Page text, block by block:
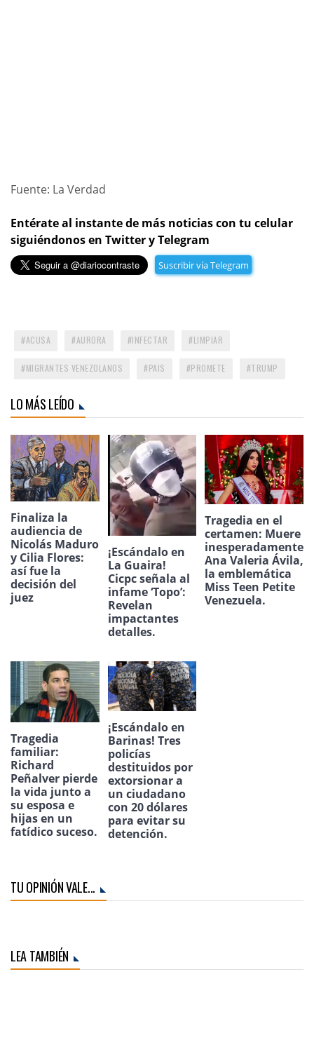
Fuente: La Verdad
Entérate al instante de más noticias con tu celular
siguiéndonos en Twitter y Telegram
Suscribir vía Telegram
ACUSA AURORA INFECTAR LIMPIAR
MIGRANTES VENEZOLANOS PAIS PROMETE TRUMP
LO MÁS LEÍDO
Finaliza la
audiencia de
Nicolás Maduro
y Cilia Flores:
así fue la
decisión del
juez
¡Escándalo en
La Guaira!
Cicpc señala al
infame ‘Topo’:
Revelan
impactantes
detalles.
Tragedia en el
certamen: Muere
inesperadamente
Ana Valeria Ávila,
la emblemática
Miss Teen Petite
Venezuela.
Tragedia
familiar:
Richard
Peñalver pierde
la vida junto a
su esposa e
hijas en un
fatídico suceso.
¡Escándalo en
Barinas! Tres
policías
destituidos por
extorsionar a
un ciudadano
con 20 dólares
para evitar su
detención.
TU OPINIÓN VALE...
LEA TAMBIÉN